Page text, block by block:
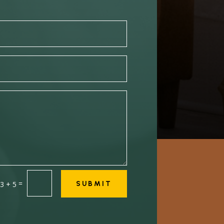
+ 5 = SUBMIT